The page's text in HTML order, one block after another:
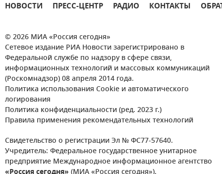
НОВОСТИ ПРЕСС-ЦЕНТР РАДИО КОНТАКТЫ
© 2026 МИА «Россия сегодня»
Сетевое издание РИА Новости зарегистрировано в
Федеральной службе по надзору в сфере связи,
информационных технологий и массовых коммуникаций
(Роскомнадзор) 08 апреля 2014 года.
Политика использования Cookie и автоматического
логирования
Политика конфиденциальности (ред. 2023 г.)
Правила применения рекомендательных технологий
Свидетельство о регистрации Эл № ФС77-57640.
Учредитель: Федеральное государственное унитарное
предприятие Международное информационное агентство